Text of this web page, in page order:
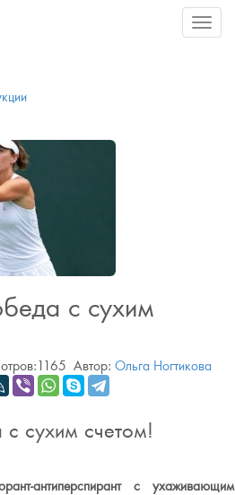
Меню
с сухим
Автор: Ольга Ногтикова
сухим счетом!
антиперспирант с ухаживающим